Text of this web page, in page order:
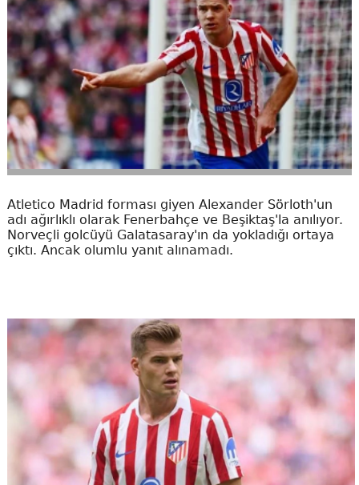
Atletico Madrid forması giyen Alexander Sörloth'un
adı ağırlıklı olarak Fenerbahçe ve Beşiktaş'la anılıyor.
Norveçli golcüyü Galatasaray'ın da yokladığı ortaya
çıktı. Ancak olumlu yanıt alınamadı.